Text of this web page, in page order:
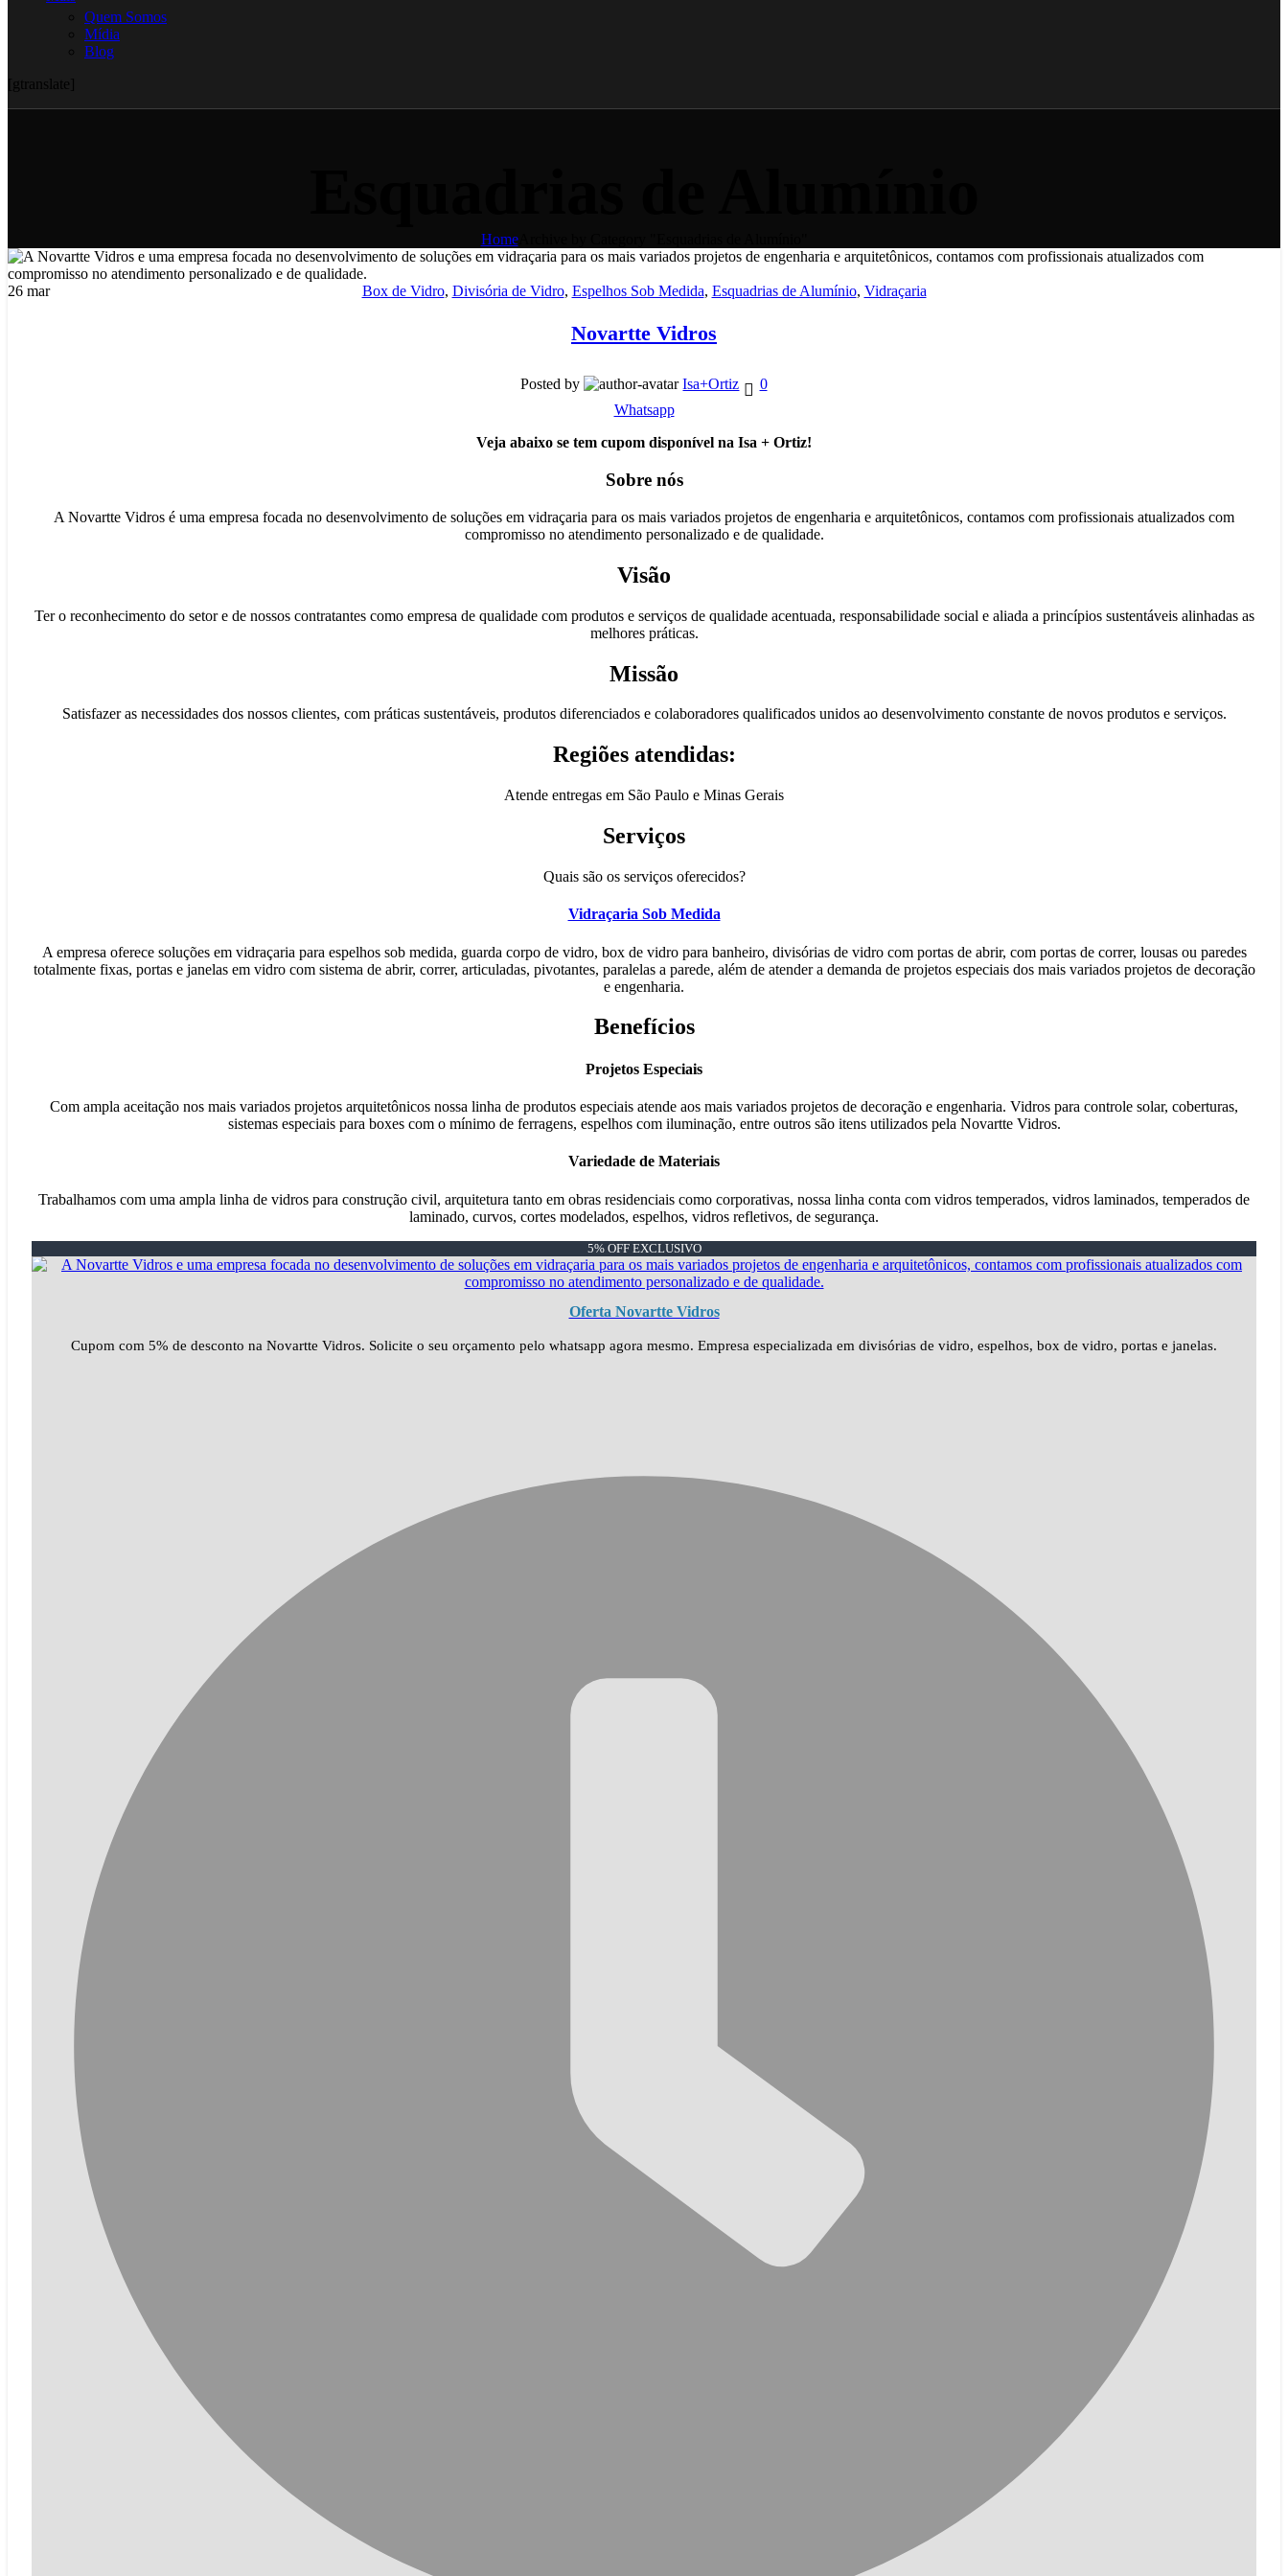
Quem Somos
Mídia
Blog
[gtranslate]
HomeArchive by Category "Esquadrias de Alumínio"
26 mar Box de Vidro, Divisória de Vidro, Espelhos Sob Medida, Esquadrias de Alumínio, Vidraçaria
Novartte Vidros
Posted by Isa+Ortiz
0
Whatsapp
Veja abaixo se tem cupom disponível na Isa + Ortiz!
Sobre nós
A Novartte Vidros é uma empresa focada no desenvolvimento de soluções em vidraçaria para os mais variados projetos de engenharia e arquitetônicos, contamos com profissionais atualizados com
compromisso no atendimento personalizado e de qualidade.
Visão
Ter o reconhecimento do setor e de nossos contratantes como empresa de qualidade com produtos e serviços de qualidade acentuada, responsabilidade social e aliada a princípios sustentáveis alinhadas as
melhores práticas.
Missão
Satisfazer as necessidades dos nossos clientes, com práticas sustentáveis, produtos diferenciados e colaboradores qualificados unidos ao desenvolvimento constante de novos produtos e serviços.
Regiões atendidas:
Atende entregas em São Paulo e Minas Gerais
Serviços
Quais são os serviços oferecidos?
Vidraçaria Sob Medida
A empresa oferece soluções em vidraçaria para espelhos sob medida, guarda corpo de vidro, box de vidro para banheiro, divisórias de vidro com portas de abrir, com portas de correr, lousas ou paredes
totalmente fixas, portas e janelas em vidro com sistema de abrir, correr, articuladas, pivotantes, paralelas a parede, além de atender a demanda de projetos especiais dos mais variados projetos de decoração
e engenharia.
Benefícios
Projetos Especiais
Com ampla aceitação nos mais variados projetos arquitetônicos nossa linha de produtos especiais atende aos mais variados projetos de decoração e engenharia. Vidros para controle solar, coberturas,
sistemas especiais para boxes com o mínimo de ferragens, espelhos com iluminação, entre outros são itens utilizados pela Novartte Vidros.
Variedade de Materiais
Trabalhamos com uma ampla linha de vidros para construção civil, arquitetura tanto em obras residenciais como corporativas, nossa linha conta com vidros temperados, vidros laminados, temperados de
laminado, curvos, cortes modelados, espelhos, vidros refletivos, de segurança.
5% OFF EXCLUSIVO
Oferta Novartte Vidros
Cupom com 5% de desconto na Novartte Vidros. Solicite o seu orçamento pelo whatsapp agora mesmo. Empresa especializada em divisórias de vidro, espelhos, box de vidro, portas e janelas.